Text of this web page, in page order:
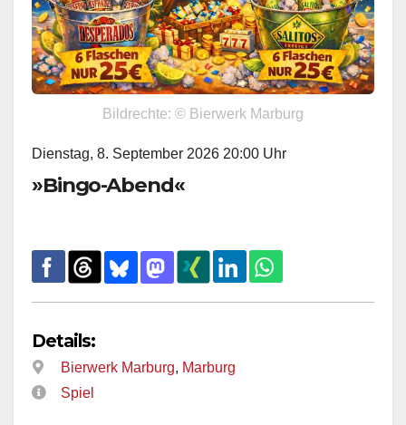
Bildrechte: © Bierwerk Marburg
Dienstag, 8. September 2026 20:00 Uhr
»Bingo-Abend«
Details:
Bierwerk Marburg, Marburg
Spiel